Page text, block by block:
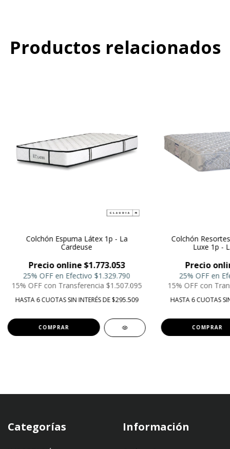
Productos relacionados
Colchón Espuma Látex 1p - La
Cardeuse
Precio online $1.773.053
25% OFF en Efectivo $1.329.790
15% OFF con Transferencia $1.507.095
HASTA 6 CUOTAS SIN INTERÉS DE $295.509
Colchón
Luxe 1p -
Precio
25% OFF en
15% OFF con
HASTA 6 CUOTAS
Categorías Información